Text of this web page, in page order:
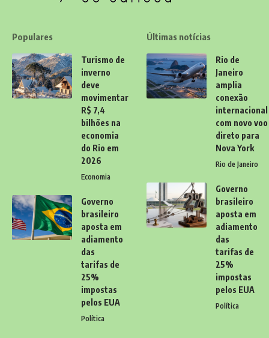
Populares
Turismo de
inverno
deve
movimentar
R$ 7,4
bilhões na
economia
do Rio em
2026
Economia
Governo
brasileiro
aposta em
adiamento
das
tarifas de
25%
impostas
pelos EUA
Política
Últimas notícias
Rio de
Janeiro
amplia
conexão
internacional
com novo voo
direto para
Nova York
Rio de Janeiro
Governo
brasileiro
aposta em
adiamento
das
tarifas de
25%
impostas
pelos EUA
Política